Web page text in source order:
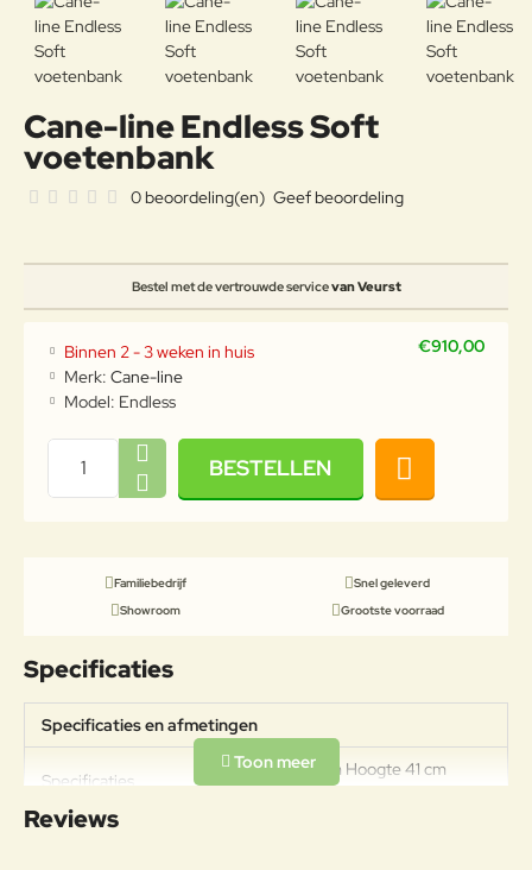
Cane-line Endless Soft
voetenbank
Bestel met de vertrouwde servicevan Veurst
0 beoordeling(en) Geef beoordeling
€910,00
Binnen 2 - 3 weken in huis
Merk: Cane-line
Model: Endless
BESTELLEN
Familiebedrijf
Snel geleverd
Showroom
Grootste voorraad
Specificaties
Specificaties en afmetingen
Specificaties
Breedte 63 cm Hoogte 41 cm
Reviews